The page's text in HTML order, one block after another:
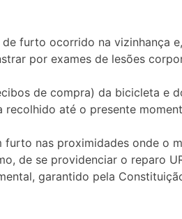
furto ocorrido na vizinhança
por exames de lesões
de compra) da bicicleta e
recolhido até o presente
nas proximidades onde o
de se providenciar o reparo
garantido pela